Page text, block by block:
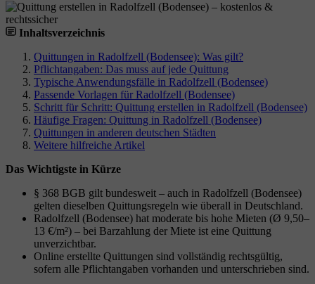
Inhaltsverzeichnis
Quittungen in Radolfzell (Bodensee): Was gilt?
Pflichtangaben: Das muss auf jede Quittung
Typische Anwendungsfälle in Radolfzell (Bodensee)
Passende Vorlagen für Radolfzell (Bodensee)
Schritt für Schritt: Quittung erstellen in Radolfzell (Bodensee)
Häufige Fragen: Quittung in Radolfzell (Bodensee)
Quittungen in anderen deutschen Städten
Weitere hilfreiche Artikel
Das Wichtigste in Kürze
§ 368 BGB gilt bundesweit – auch in Radolfzell (Bodensee)
gelten dieselben Quittungsregeln wie überall in Deutschland.
Radolfzell (Bodensee) hat moderate bis hohe Mieten (Ø 9,50–
13 €/m²) – bei Barzahlung der Miete ist eine Quittung
unverzichtbar.
Online erstellte Quittungen sind vollständig rechtsgültig,
sofern alle Pflichtangaben vorhanden und unterschrieben sind.